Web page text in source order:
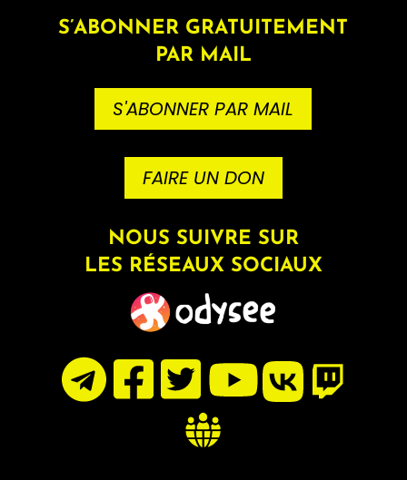
S’ABONNER GRATUITEMENT
PAR MAIL
S'ABONNER PAR MAIL
FAIRE UN DON
NOUS SUIVRE SUR
LES RÉSEAUX SOCIAUX